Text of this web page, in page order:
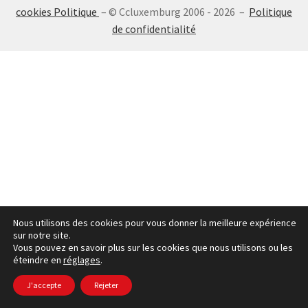
SE CONNECTER
cookies Politique – © Ccluxemburg 2006 - 2026 – Politique
de confidentialité
Nous utilisons des cookies pour vous donner la meilleure expérience
sur notre site.
Vous pouvez en savoir plus sur les cookies que nous utilisons ou les
éteindre en réglages.
J'accepte Rejeter